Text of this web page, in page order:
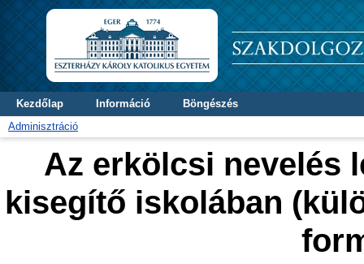
Kezdőlap Információ
Böngészés
Adminisztráció
Az erkölcsi nevelés
kisegítő iskolában